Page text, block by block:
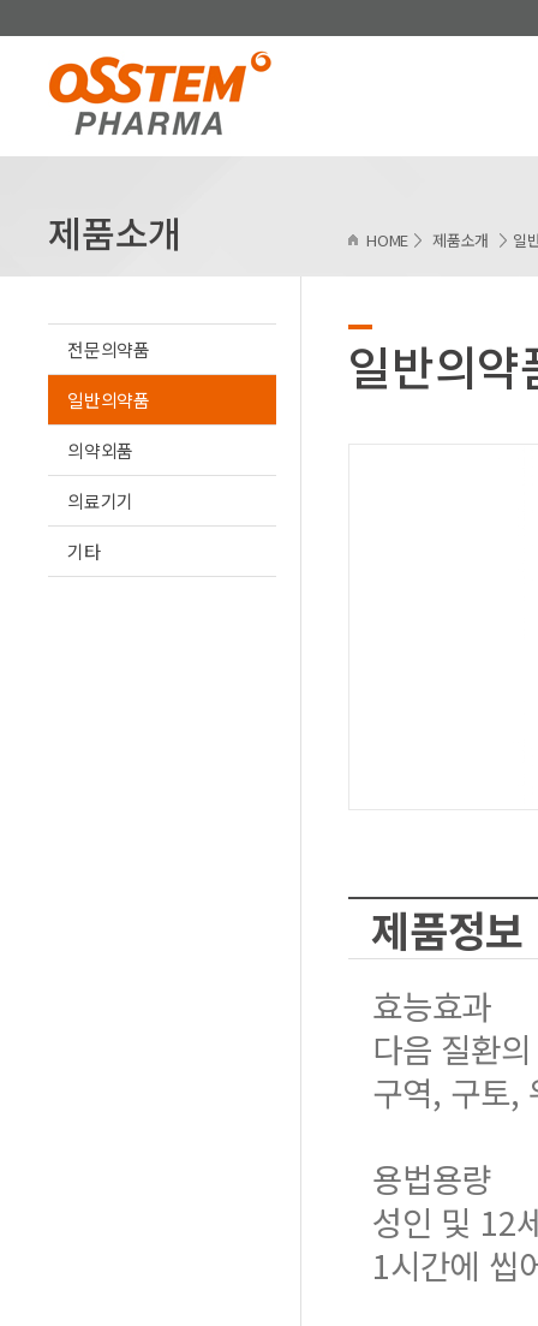
HOME 제품소개 일
제품소개
전문의약품
일반의약품
의약외품
의료기기
기타
일반의약
제품정보
효능효과
다음 질환
구역, 구토,
용법용량
성인 및 12
1시간에 씹